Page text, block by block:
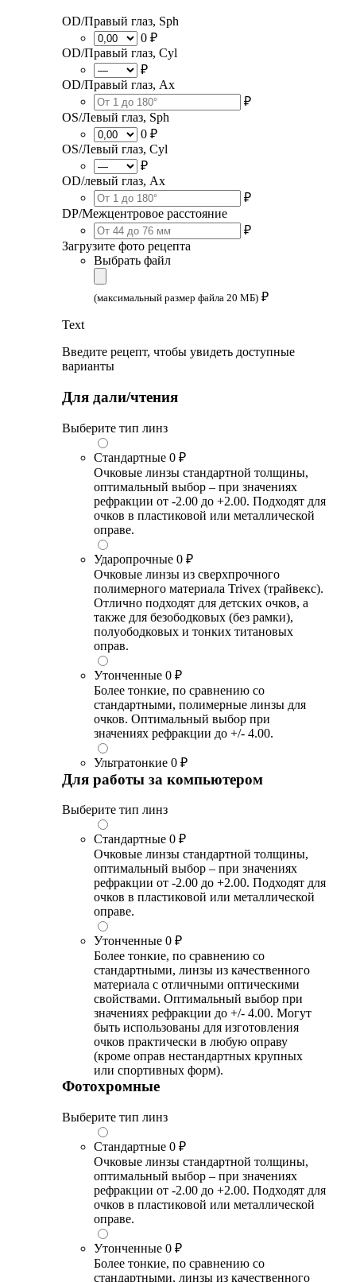
OD/Правый глаз, Sph
0 ₽
OD/Правый глаз, Cyl
₽
OD/Правый глаз, Ax
₽
OS/Левый глаз, Sph
0 ₽
OS/Левый глаз, Cyl
₽
OD/левый глаз, Ax
₽
DP/Межцентровое расстояние
₽
Загрузите фото рецепта
Выбрать файл
(максимальный размер файла 20 МБ) ₽
Text
Введите рецепт, чтобы увидеть доступные
варианты
Для дали/чтения
Выберите тип линз
Стандартные 0 ₽
Очковые линзы стандартной толщины,
оптимальный выбор – при значениях
рефракции от -2.00 до +2.00. Подходят для
очков в пластиковой или металлической
оправе.
Ударопрочные 0 ₽
Очковые линзы из сверхпрочного
полимерного материала Trivex (трайвекс).
Отлично подходят для детских очков, а
также для безободковых (без рамки),
полуободковых и тонких титановых
оправ.
Утонченные 0 ₽
Более тонкие, по сравнению со
стандартными, полимерные линзы для
очков. Оптимальный выбор при
значениях рефракции до +/- 4.00.
Ультратонкие 0 ₽
Для работы за компьютером
Выберите тип линз
Стандартные 0 ₽
Очковые линзы стандартной толщины,
оптимальный выбор – при значениях
рефракции от -2.00 до +2.00. Подходят для
очков в пластиковой или металлической
оправе.
Утонченные 0 ₽
Более тонкие, по сравнению со
стандартными, линзы из качественного
материала с отличными оптическими
свойствами. Оптимальный выбор при
значениях рефракции до +/- 4.00. Могут
быть использованы для изготовления
очков практически в любую оправу
(кроме оправ нестандартных крупных
или спортивных форм).
Фотохромные
Выберите тип линз
Стандартные 0 ₽
Очковые линзы стандартной толщины,
оптимальный выбор – при значениях
рефракции от -2.00 до +2.00. Подходят для
очков в пластиковой или металлической
оправе.
Утонченные 0 ₽
Более тонкие, по сравнению со
стандартными, линзы из качественного